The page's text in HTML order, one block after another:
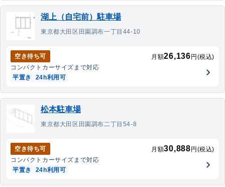
湖上（自宅前）駐車場
東京都大田区田園調布一丁目44-10
空き待ち可 月額26,136 円(税込)
コンパクトカーサイズまで対応
平置き
24h利用可
松本駐車場
東京都大田区田園調布二丁目54-8
空き待ち可 月額30,888 円(税込)
コンパクトカーサイズまで対応
平置き
24h利用可